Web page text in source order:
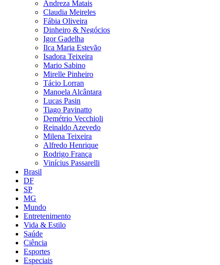
Andreza Matais
Claudia Meireles
Fábia Oliveira
Dinheiro & Negócios
Igor Gadelha
Ilca Maria Estevão
Isadora Teixeira
Mario Sabino
Mirelle Pinheiro
Tácio Lorran
Manoela Alcântara
Lucas Pasin
Tiago Pavinatto
Demétrio Vecchioli
Reinaldo Azevedo
Milena Teixeira
Alfredo Henrique
Rodrigo França
Vinícius Passarelli
Brasil
DF
SP
MG
Mundo
Entretenimento
Vida & Estilo
Saúde
Ciência
Esportes
Especiais